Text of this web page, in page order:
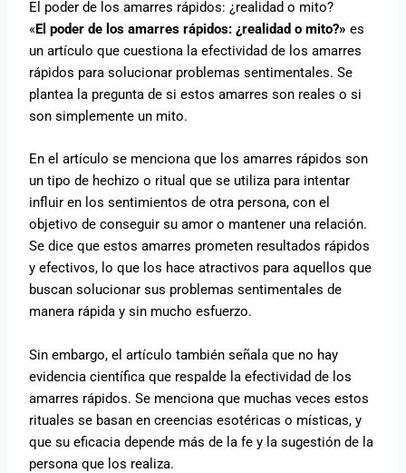
El poder de los amarres rápidos: ¿realidad o mito?
«El poder de los amarres rápidos: ¿realidad o mito?» es
un artículo que cuestiona la efectividad de los amarres
rápidos para solucionar problemas sentimentales. Se
plantea la pregunta de si estos amarres son reales o si
son simplemente un mito.
En el artículo se menciona que los amarres rápidos son
un tipo de hechizo o ritual que se utiliza para intentar
influir en los sentimientos de otra persona, con el
objetivo de conseguir su amor o mantener una relación.
Se dice que estos amarres prometen resultados rápidos
y efectivos, lo que los hace atractivos para aquellos que
buscan solucionar sus problemas sentimentales de
manera rápida y sin mucho esfuerzo.
Sin embargo, el artículo también señala que no hay
evidencia científica que respalde la efectividad de los
amarres rápidos. Se menciona que muchas veces estos
rituales se basan en creencias esotéricas o místicas, y
que su eficacia depende más de la fe y la sugestión de la
persona que los realiza.